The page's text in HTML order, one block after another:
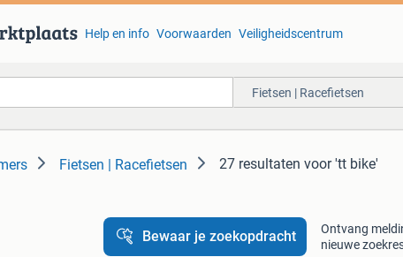
Help en info Voorwaarden Veiligheidscentrum
Fietsen | Racefietsen
Fietsen | Racefietsen 27 resultaten voor 'tt bike'
Bewaar je zoekopdracht
Ontvang
nieuwe